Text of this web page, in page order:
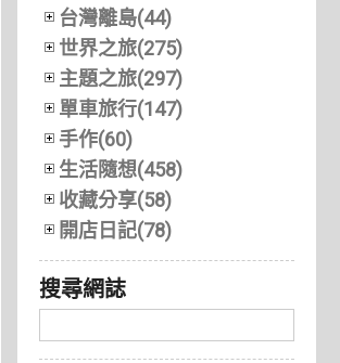
台灣離島(44)
世界之旅(275)
主題之旅(297)
單車旅行(147)
手作(60)
生活隨想(458)
收藏分享(58)
開店日記(78)
搜尋網誌